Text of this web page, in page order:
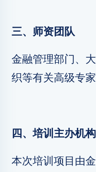
三、师资团队
金融管理部门、
织等有关高级专家
四、培训主办机构
本次培训项目由